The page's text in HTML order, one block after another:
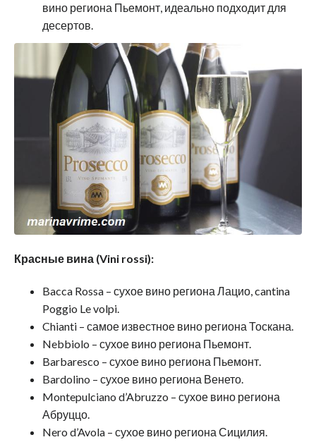
вино региона Пьемонт, идеально подходит для
десертов.
Красные вина (Vini rossi):
Bacca Rossa – сухое вино региона Лацио, cantina
Poggio Le volpi.
Chianti – самое известное вино региона Тоскана.
Nebbiolo – сухое вино региона Пьемонт.
Barbaresco – сухое вино региона Пьемонт.
Bardolino – сухое вино региона Венето.
Montepulciano d’Abruzzo – сухое вино региона
Абруццо.
Nero d’Avola – сухое вино региона Сицилия.